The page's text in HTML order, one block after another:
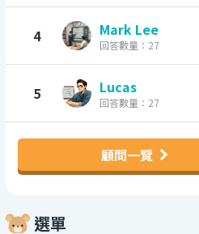
4 Mark Lee
回答數量：27
5 Lucas
回答數量：27
顧問一覽
選單